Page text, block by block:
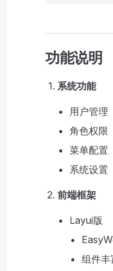
功能说明
系统功能
用户管理
角色权限
菜单配置
系统设置
前端框架
Layui版
组件丰